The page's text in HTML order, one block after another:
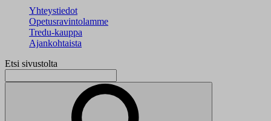
Yhteystiedot
Opetusravintolamme
Tredu-kauppa
Ajankohtaista
Etsi sivustolta